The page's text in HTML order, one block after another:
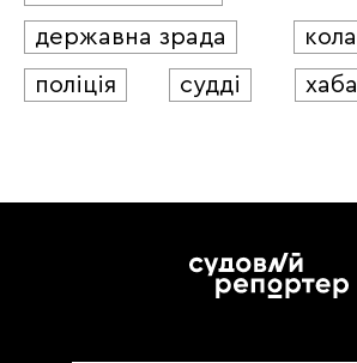
державна зрада
поліція
судді